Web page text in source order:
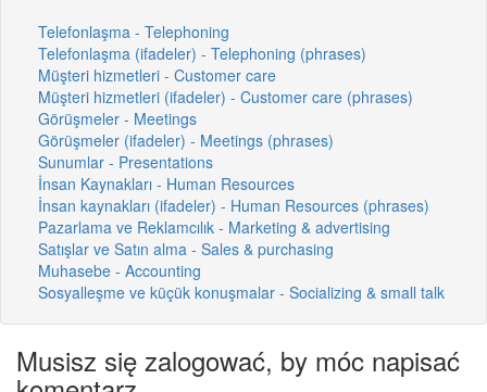
Telefonlaşma - Telephoning
Telefonlaşma (ifadeler) - Telephoning (phrases)
Müşteri hizmetleri - Customer care
Müşteri hizmetleri (ifadeler) - Customer care (phrases)
Görüşmeler - Meetings
Görüşmeler (ifadeler) - Meetings (phrases)
Sunumlar - Presentations
İnsan Kaynakları - Human Resources
İnsan kaynakları (ifadeler) - Human Resources (phrases)
Pazarlama ve Reklamcılık - Marketing & advertising
Satışlar ve Satın alma - Sales & purchasing
Muhasebe - Accounting
Sosyalleşme ve küçük konuşmalar - Socializing & small talk
Musisz się zalogować, by móc napisać